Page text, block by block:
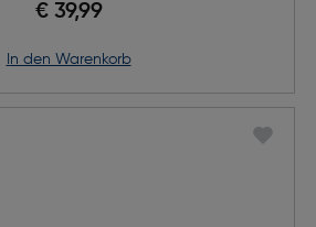
€ 39,99
in den Warenkorb